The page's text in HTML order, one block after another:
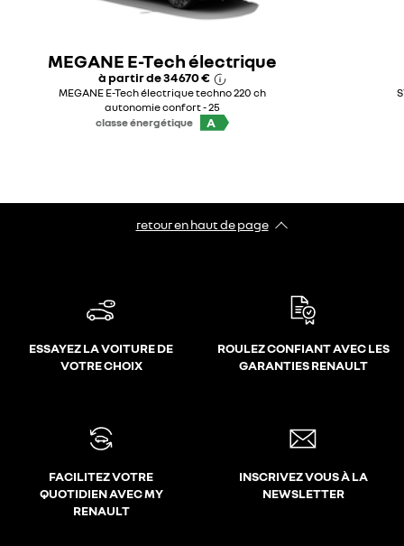
MEGANE E-Tech électrique
à partir de34 670 €
MEGANE E-Tech électrique techno 220 ch
autonomie confort - 25
classe énergétique
A
retour en haut de page​
ESSAYEZ LA VOITURE DE
VOTRE CHOIX
ROULEZ CONFIANT AVEC LES
GARANTIES RENAULT
FACILITEZ VOTRE
QUOTIDIEN AVEC MY
RENAULT
INSCRIVEZ VOUS À LA
NEWSLETTER